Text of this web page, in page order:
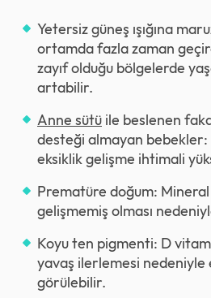
Yetersiz güneş ışığına
ortamda fazla zaman
zayıf olduğu bölgelerde
artabilir.
Anne sütü ile beslenen
desteği almayan bebekler:
eksiklik gelişme ihtimali
Prematüre doğum: Mineral
gelişmemiş olması
Koyu ten pigmenti: D
yavaş ilerlemesi nedeniyle
görülebilir.